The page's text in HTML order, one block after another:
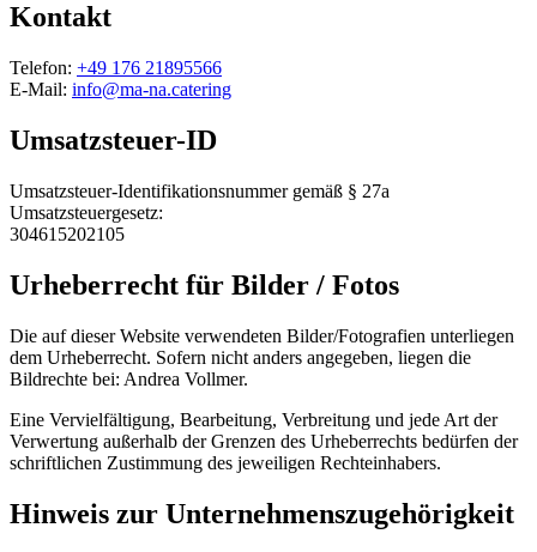
Kontakt
Telefon: +49 176 21895566
E-Mail: info@ma-na.catering
Umsatzsteuer-ID
Umsatzsteuer-Identifikationsnummer gemäß § 27a
Umsatzsteuergesetz:
304615202105
Urheberrecht für Bilder / Fotos
Die auf dieser Website verwendeten Bilder/Fotografien unterliegen
dem Urheberrecht. Sofern nicht anders angegeben, liegen die
Bildrechte bei: Andrea Vollmer.
Eine Vervielfältigung, Bearbeitung, Verbreitung und jede Art der
Verwertung außerhalb der Grenzen des Urheberrechts bedürfen der
schriftlichen Zustimmung des jeweiligen Rechteinhabers.
Hinweis zur Unternehmenszugehörigkeit